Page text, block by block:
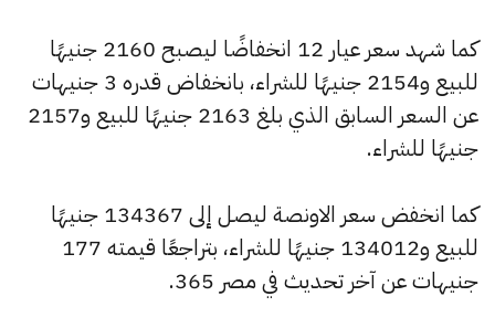
كما شهد سعر عيار 12 انخفاضًا ليصبح 2160 جنيهًا
للبيع و2154 جنيهًا للشراء، بانخفاض قدره 3 جنيهات
عن السعر السابق الذي بلغ 2163 جنيهًا للبيع و2157
جنيهًا للشراء.
كما انخفض سعر الاونصة ليصل إلى 134367 جنيهًا
للبيع و134012 جنيهًا للشراء، بتراجعًا قيمته 177
جنيهات عن آخر تحديث في مصر 365.